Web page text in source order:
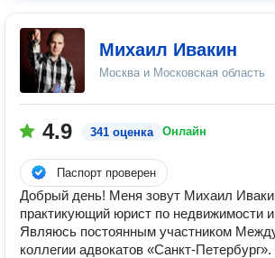
Михаил Ивакин
Москва и Московская область
4.9 341 оценка Онлайн
Паспорт проверен
Добрый день! Меня зовут Михаил
практикующий юрист по недвижимости
Являюсь постоянным участником
коллегии адвокатов «Санкт-